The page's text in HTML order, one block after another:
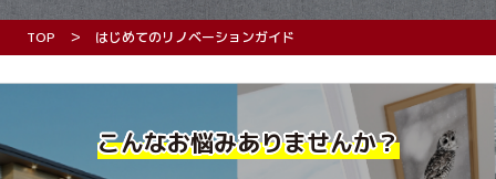
TOP はじめてのリノベーションガイド
こんなお悩みありませんか？